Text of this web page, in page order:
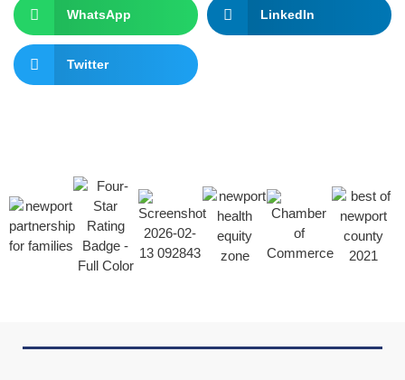
WhatsApp LinkedIn
Twitter